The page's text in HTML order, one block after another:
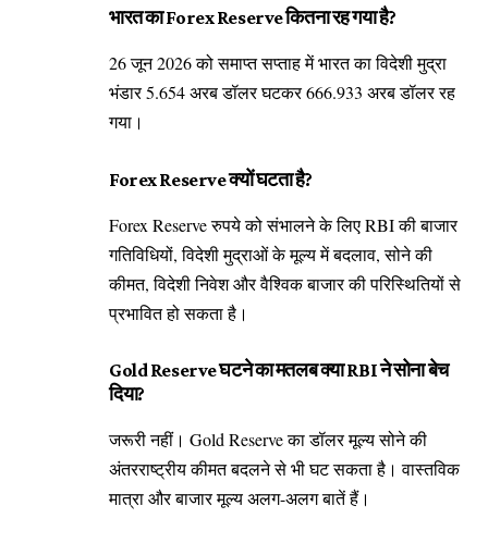
भारत का Forex Reserve कितना रह गया है?
26 जून 2026 को समाप्त सप्ताह में भारत का विदेशी मुद्रा
भंडार 5.654 अरब डॉलर घटकर 666.933 अरब डॉलर रह
गया।
Forex Reserve क्यों घटता है?
Forex Reserve रुपये को संभालने के लिए RBI की बाजार
गतिविधियों, विदेशी मुद्राओं के मूल्य में बदलाव, सोने की
कीमत, विदेशी निवेश और वैश्विक बाजार की परिस्थितियों से
प्रभावित हो सकता है।
Gold Reserve घटने का मतलब क्या RBI ने सोना बेच
दिया?
जरूरी नहीं। Gold Reserve का डॉलर मूल्य सोने की
अंतरराष्ट्रीय कीमत बदलने से भी घट सकता है। वास्तविक
मात्रा और बाजार मूल्य अलग-अलग बातें हैं।